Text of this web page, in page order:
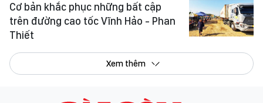
Cơ bản khắc phục những bất cập
trên đường cao tốc Vĩnh Hảo - Phan
Thiết
Xem thêm